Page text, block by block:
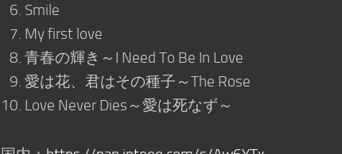
Smile
My first love
青春の輝き～I Need To Be In Love
愛は花、君はその種子～The Rose
Love Never Dies～愛は死なず～